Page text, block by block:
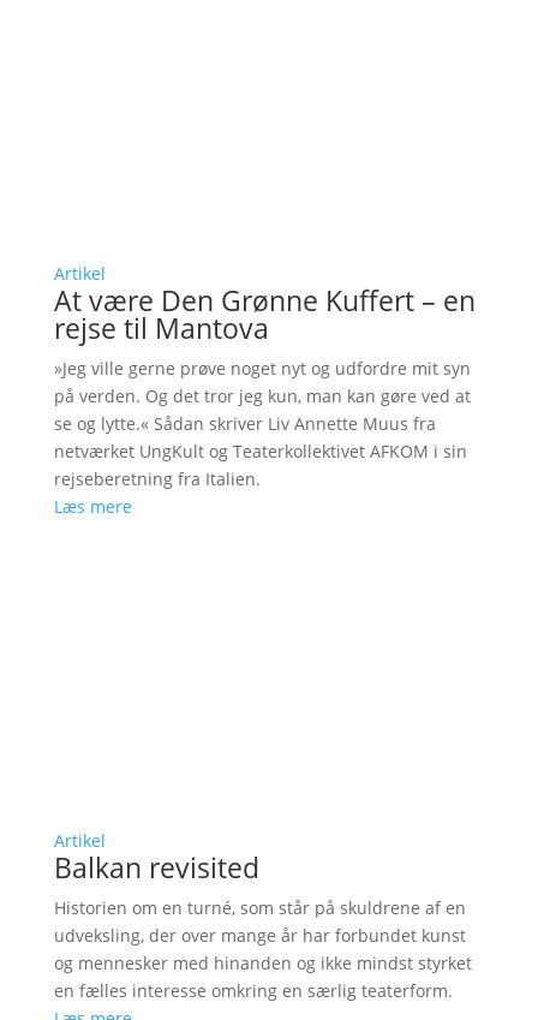
Artikel
At være Den Grønne Kuffert – en
rejse til Mantova
»Jeg ville gerne prøve noget nyt og udfordre mit syn
på verden. Og det tror jeg kun, man kan gøre ved at
se og lytte.« Sådan skriver Liv Annette Muus fra
netværket UngKult og Teaterkollektivet AFKOM i sin
rejseberetning fra Italien.
Læs mere
Artikel
Balkan revisited
Historien om en turné, som står på skuldrene af en
udveksling, der over mange år har forbundet kunst
og mennesker med hinanden og ikke mindst styrket
en fælles interesse omkring en særlig teaterform.